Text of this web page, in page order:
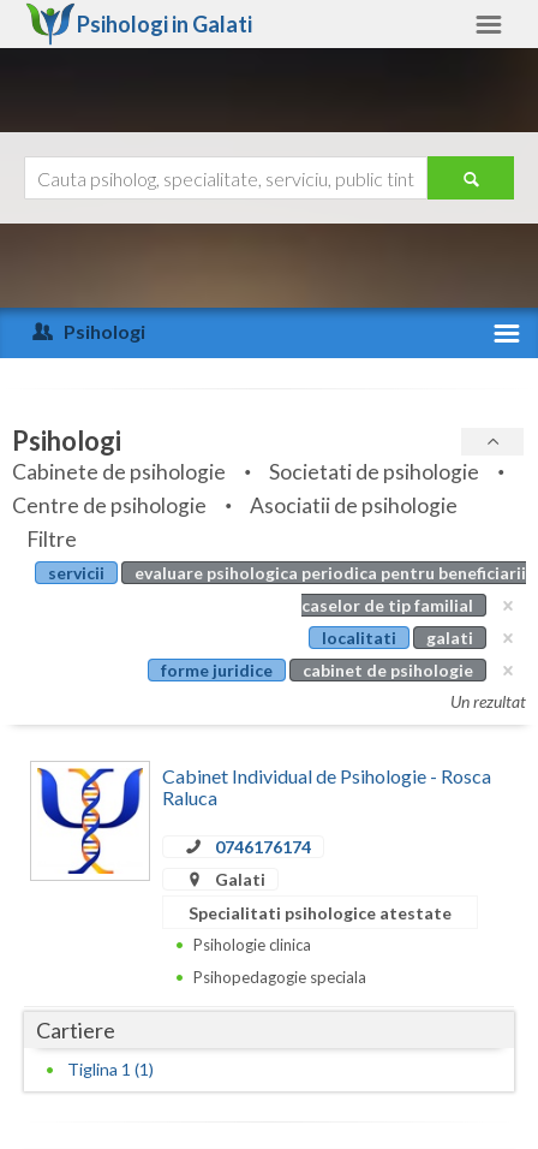
Psihologi in Galati
Arad
Arges
Bihor
Bistrita-Nasaud
Botosani
Calarasi
Caras-Severin
Dambovita
Ajutor
Psihologi
Specialitati
Servicii
Articole
Evenimente
Psihologi
Cabinete de psihologie
Societati de psihologie
Centre de psihologie
Asociatii de psihologie
Filtre
servicii
evaluare psihologica periodica pentru beneficiarii
caselor de tip familial
localitati
galati
forme juridice
cabinet de psihologie
Un rezultat
Cabinet Individual de Psihologie - Rosca
Raluca
0746176174
Galati
Specialitati psihologice atestate
Psihologie clinica
Psihopedagogie speciala
Cartiere
Tiglina 1 (1)